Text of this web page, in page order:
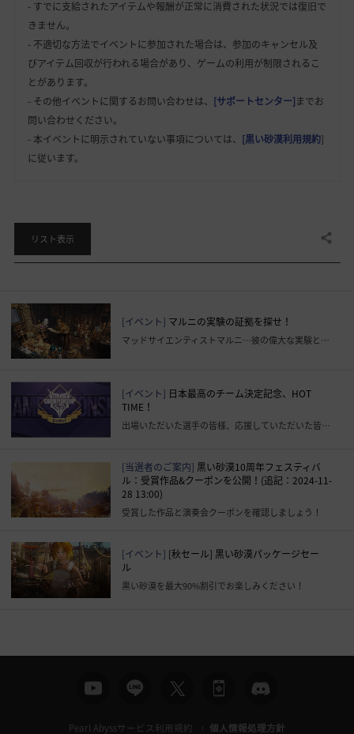
- すでに支給されたアイテムや報酬が正常に消費された状況では復旧で
きません。
- 不適切な方法でイベントに参加された場合は、参加のキャンセル及
びアイテム回収が行われる場合があり、ゲームの利用が制限されるこ
とがあります。
- その他イベントに関するお問い合わせは、 [サポートセンター]までお
問い合わせください。
- 本イベントに明示されていない事項については、 [黒い砂漠利用規約]
に従います。
リスト表示 共有する
[イベント] マルニの実験の証拠を探せ！
マッドサイエンティストマルニ…彼の偉大な実験とは一体…
[イベント] 日本最高のチーム決定記念、HOT
TIME！
出場いただいた選手の皆様、応援していただいた皆様、ありがとうございました！
[当選者のご案内] 黒い砂漠10周年フェスティバ
ル：受賞作品&クーポンを公開！(追記：2024-11-
28 13:00)
受賞した作品と演奏会クーポンを確認しましょう！
[イベント] [秋セール] 黒い砂漠パッケージセー
ル
黒い砂漠を最大90%割引でお楽しみください！
Pearl Abyssサービス利用規約 個人情報処理方針